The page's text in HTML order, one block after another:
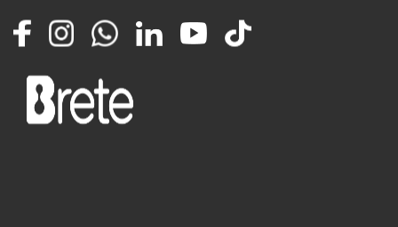
FacebookInstagramWhatsappLinkedInYouTube
TikTok